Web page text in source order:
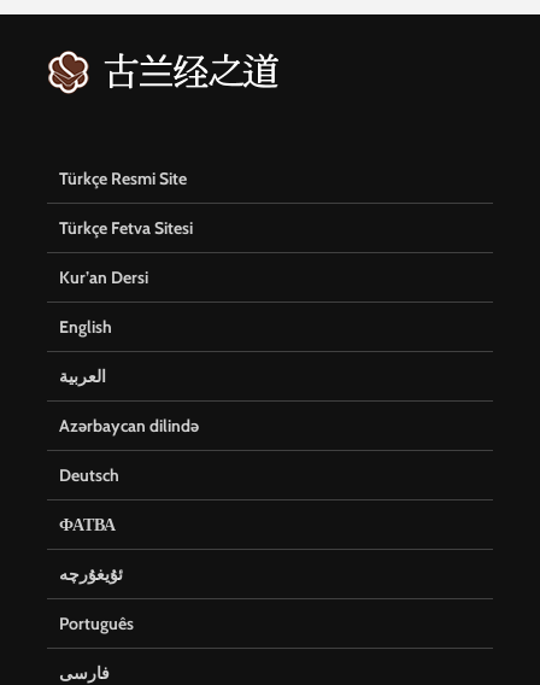
Türkçe Resmi Site
Türkçe Fetva Sitesi
Kur’an Dersi
English
العربية
Azərbaycan dilində
Deutsch
ФАТВА
ئۇيغۇرچە
Português
فارسی